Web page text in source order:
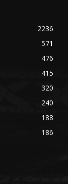
2236
571
476
415
320
240
188
186